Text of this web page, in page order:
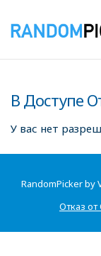
В Доступе
У вас нет
RandomPicker by
Отказ от